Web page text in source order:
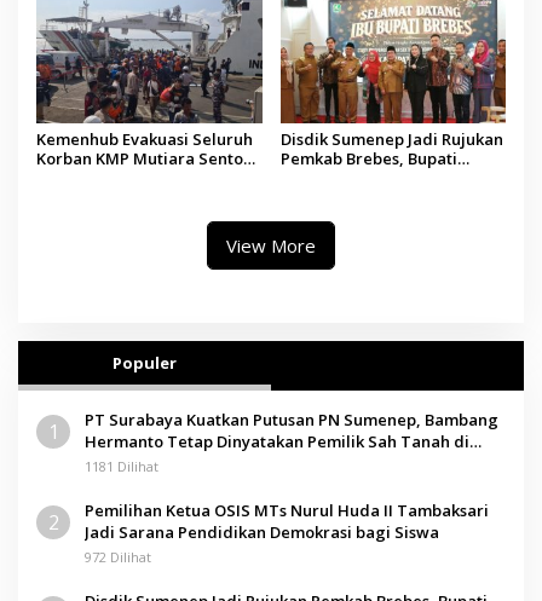
Kemenhub Evakuasi Seluruh
Korban KMP Mutiara Sentosa
Disdik Sumenep Jadi Rujukan
Pemkab Brebes, Bupati
View More
Populer
1
PT Surabaya Kuatkan Putusan PN Sumenep, Bambang
Hermanto Tetap Dinyatakan Pemilik Sah Tanah di
Pamolokan
1181 Dilihat
2
Pemilihan Ketua OSIS MTs Nurul Huda II Tambaksari
Jadi Sarana Pendidikan Demokrasi bagi Siswa
972 Dilihat